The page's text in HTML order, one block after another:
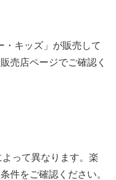
・キッズ」が販売して
売店ページでご確認く
って異なります。楽
件をご確認ください。